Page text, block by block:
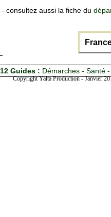
- consultez aussi la fiche du
12 Guides : Démarches - Santé
Copyright Yalta Production - Janvier